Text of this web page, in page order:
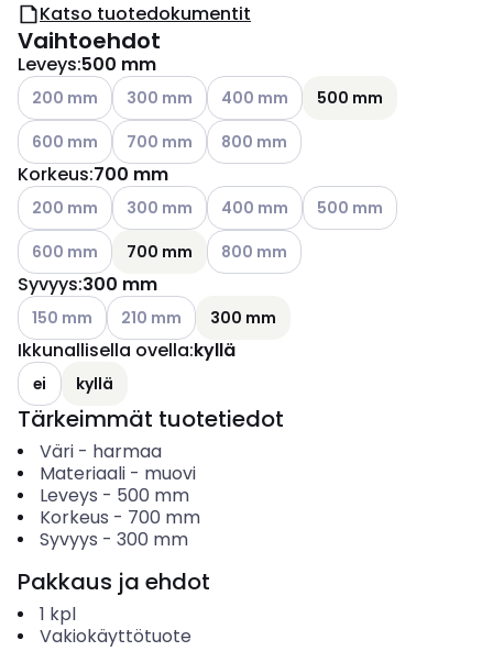
Katso tuotedokumentit
Vaihtoehdot
Leveys:500 mm
Katso käytettävissä olevat vaihtoehdot
200 mm Katso käytettävissä olevat vaihtoehdot
300 mm Katso käytettävissä olevat
400 mm
500 mm
Katso käytettävissä olevat vaihtoehdot
600 mm Katso käytettävissä olevat vaihtoehdot
700 mm Katso käytettävissä olevat
800 mm
Korkeus:700 mm
Katso käytettävissä olevat vaihtoehdot
200 mm Katso käytettävissä olevat vaihtoehdot
300 mm Katso käytettävissä olevat
400 mm Katso käytettävissä
500 mm
Katso käytettävissä olevat vaihtoehdot
600 mm 700 mm Katso käytettävissä olevat
800 mm
Syvyys:300 mm
Katso käytettävissä olevat vaihtoehdot
150 mm Katso käytettävissä olevat vaihtoehdot
210 mm 300 mm
Ikkunallisella ovella:kyllä
ei kyllä
Tärkeimmät tuotetiedot
Väri- harmaa
Materiaali- muovi
Leveys - 500 mm
Korkeus - 700 mm
Syvyys - 300 mm
Pakkaus ja ehdot
1 kpl
Vakiokäyttötuote